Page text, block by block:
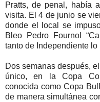
Pratts, de penal, había
visita. El 4 de junio se
donde el local se
Bleo Pedro Fournol
tanto de Independiente
Dos semanas después,
único, en la Copa
conocida como Copa
de manera simultánea